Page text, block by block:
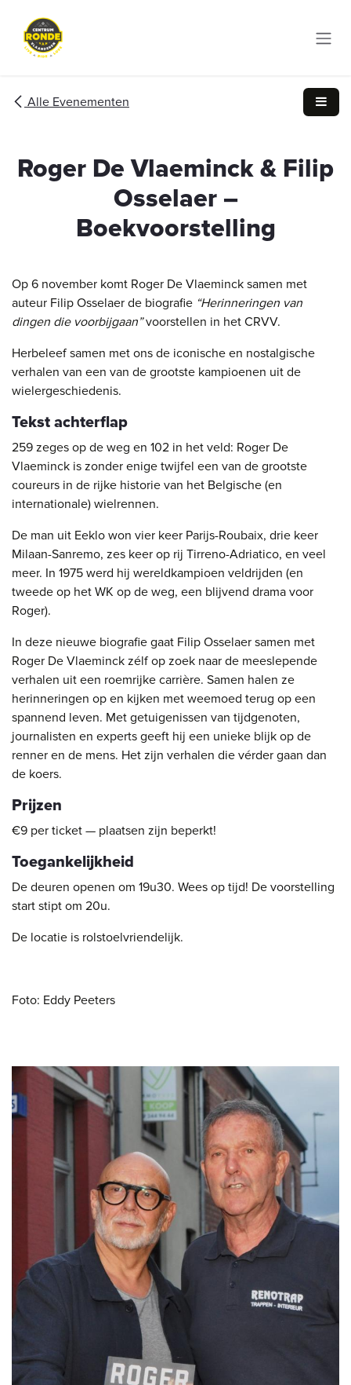
Alle Evenementen
Roger De Vlaeminck & Filip
Osselaer –
Boekvoorstelling
Op 6 november komt Roger De Vlaeminck samen met
auteur Filip Osselaer de biografie “Herinneringen van
dingen die voorbijgaan”voorstellen in het CRVV.
Herbeleef samen met ons de iconische en nostalgische
verhalen van een van de grootste kampioenen uit de
wielergeschiedenis.
Tekst achterflap
259 zeges op de weg en 102 in het veld: Roger De
Vlaeminck is zonder enige twijfel een van de grootste
coureurs in de rijke historie van het Belgische (en
internationale) wielrennen.
De man uit Eeklo won vier keer Parijs-Roubaix, drie keer
Milaan-Sanremo, zes keer op rij Tirreno-Adriatico, en veel
meer. In 1975 werd hij wereldkampioen veldrijden (en
tweede op het WK op de weg, een blijvend drama voor
Roger).
In deze nieuwe biografie gaat Filip Osselaer samen met
Roger De Vlaeminck zélf op zoek naar de meeslepende
verhalen uit een roemrijke carrière. Samen halen ze
herinneringen op en kijken met weemoed terug op een
spannend leven. Met getuigenissen van tijdgenoten,
journalisten en experts geeft hij een unieke blijk op de
renner en de mens. Het zijn verhalen die vérder gaan dan
de koers.
Prijzen
€9 per ticket — plaatsen zijn beperkt!
Toegankelijkheid
De deuren openen om 19u30. Wees op tijd! De voorstelling
start stipt om 20u.
De locatie is rolstoelvriendelijk.
Foto: Eddy Peeters